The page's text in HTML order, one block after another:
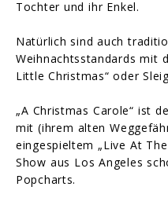
Tochter und ihr Enkel.
Natürlich sind auch
Weihnachtsstandards mit
Little Christmas“ oder
„A Christmas Carole“ ist
mit (ihrem alten
eingespieltem „Live At
Show aus Los Angeles
Popcharts.